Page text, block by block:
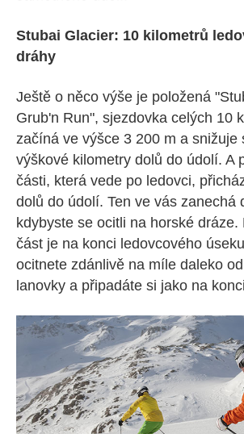
Stubai Glacier: 10 kilometrů
dráhy
Ještě o něco výše je položená
Grub'n Run", sjezdovka celých 10
začíná ve výšce 3 200 m a snižuje
výškové kilometry dolů do údolí. A
části, která vede po ledovci,
dolů do údolí. Ten ve vás zanechá
kdybyste se ocitli na horské dráze.
část je na konci ledovcového
ocitnete zdánlivě na míle daleko
lanovky a připadáte si jako na